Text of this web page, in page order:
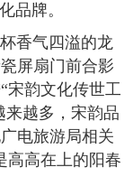
品牌。
香气四溢的龙
屏扇门前合影
韵文化传世工
来越多，宋韵品
电旅游局相关
高高在上的阳春